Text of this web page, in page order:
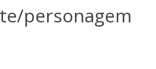
personagem